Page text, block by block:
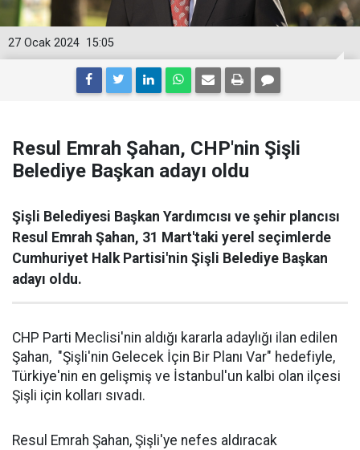
15:05
27 Ocak 2024
Resul Emrah Şahan, CHP'nin Şişli
Belediye Başkan adayı oldu
Şişli Belediyesi Başkan Yardımcısı ve şehir plancısı
Resul Emrah Şahan, 31 Mart'taki yerel seçimlerde
Cumhuriyet Halk Partisi'nin Şişli Belediye Başkan
adayı oldu.
CHP Parti Meclisi'nin aldığı kararla adaylığı ilan edilen
Şahan, "Şişli'nin Gelecek İçin Bir Planı Var" hedefiyle,
Türkiye'nin en gelişmiş ve İstanbul'un kalbi olan ilçesi
Şişli için kolları sıvadı.
Resul Emrah Şahan, Şişli'ye nefes aldıracak